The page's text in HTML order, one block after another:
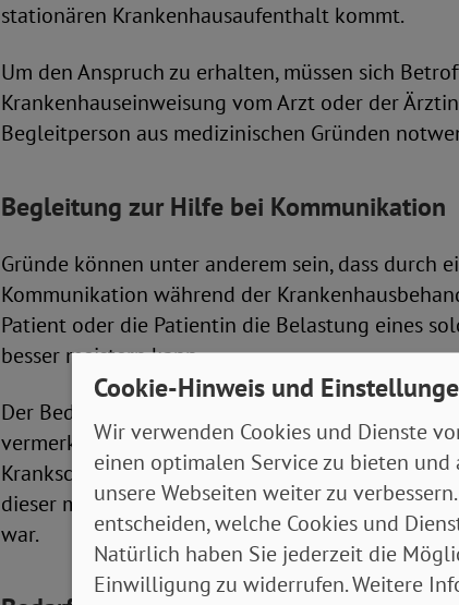
stationären Krankenhausaufenthalt kommt.
Um den Anspruch zu erhalten, müssen sich
Krankenhauseinweisung vom Arzt oder der
Begleitperson aus medizinischen Gründen
Begleitung zur Hilfe bei Kommunikation
Gründe können unter anderem sein, dass durch
Kommunikation während der
Patient oder die Patientin die Belastung eines
besser meistern kann.
Der Bedarf wird dann auf dem Vordruck
vermerkt. Die Begleitperson benötigt zudem –
Krankschreibung – eine Bescheinigung für die
dieser muss hervorgehen, dass die Begleitung
war.
Cookie-Hinweis und
Wir verwenden Cookies und Dienste
einen optimalen Service zu bieten und
unsere Webseiten weiter zu
entscheiden, welche Cookies und
Natürlich haben Sie jederzeit die
Einwilligung zu widerrufen. Weitere